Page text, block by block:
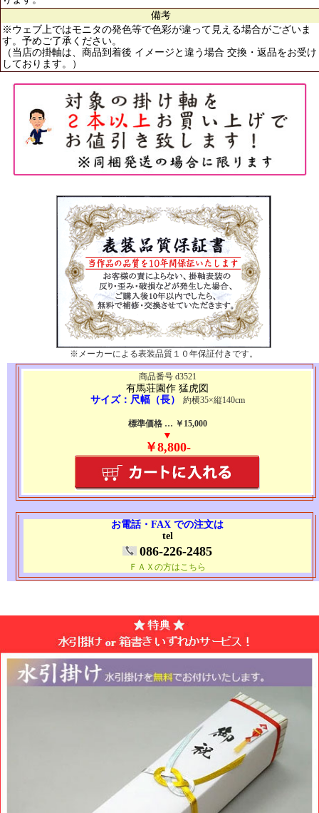
備考
※ウェブ上ではモニタの発色等で色彩が違って見える場合がございま
す。予めご了承ください。
（当店の掛軸は、商品到着後 イメージと違う場合 交換・返品をお受け
しております。）
※メーカーによる表装品質１０年保証付きです。
商品番号 d3521
有馬荘園作 猛虎図
サイズ：尺幅（長） 約横35×縦140cm
標準価格 … ￥15,000
▼
￥8,800-
お電話・FAX での注文は
tel
086-226-2485
ＦＡＸの方はこちら